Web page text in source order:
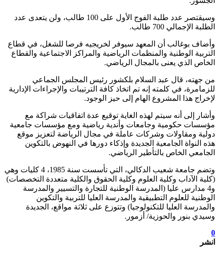
وسيقتصر عدد طلبة الفوج الأول على 100 طالب، ولن يتعدى عدد
الطلبة الإجمالي 700 طالب.
وأضاف بوغالب أن المعهد سيوفر لخريجيه فرصا للشغل، في قطاع
التربية الوطنية والمنظمات الرياضية والمراكز الاجتماعية والقطاع
الخاص الذي يعنى بالمجال الرياضي.
من جهته، قال عبد السلام بلكشور رئيس المجلس الجماعي
للزمامرة، في كلمته إنه تم اتخاذ كافة الترتيبات والإجراءات الإدارية
لإخراج هذا المشروع الهام إلى حيز الوجود.
وأشار إلى أنه سيتم لهذه الغاية توقيع عدة اتفاقيات شراكة مع
مؤسسات حكومية وجامعات وأندية رياضية ومع مؤسسات جامعية
دولية ومقاولات وشركات عاملة في مجال الرياضة لتعزيز موقع
هذه النواة الجامعية الجديدة وإذكاء دورها في النهوض بالتكوين
الجامعي الخاص بالتأطير الرياضي.
وتضم جامعة شعيب الدكالي، التي تأسست سنة 1985، 4 كليات وهي
(كلية الآداب وكلية العلوم وكلية الحقوق والكلية متعددة التخصصات)
و4 مدارس عليا (المدرسة الوطنية للتجارة والتسيير والمدرسة
الوطنية للعلوم التطبيقية والمدرسة العليا للتربية والتكوين
والمدرسة العليا للتكنولوجيا) وتتوزع على ثلاثة مواقع، الجديدة
وسيدي بنور والحوزية/ أزمور.
0
انشر